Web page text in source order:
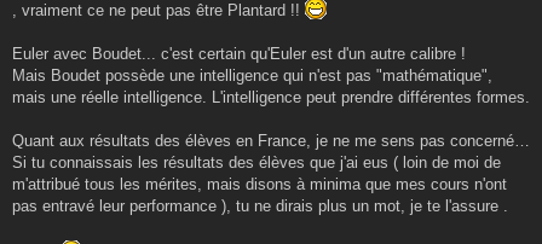
, vraiment ce ne peut pas être Plantard !!
Euler avec Boudet... c'est certain qu'Euler est d'un autre calibre !
Mais Boudet possède une intelligence qui n'est pas "mathématique",
mais une réelle intelligence. L'intelligence peut prendre différentes formes.
Quant aux résultats des élèves en France, je ne me sens pas concerné…
Si tu connaissais les résultats des élèves que j'ai eus ( loin de moi de
m'attribué tous les mérites, mais disons à minima que mes cours n'ont
pas entravé leur performance ), tu ne dirais plus un mot, je te l'assure .